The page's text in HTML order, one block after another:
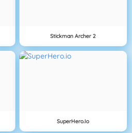
Stickman Archer 2
SuperHero.io